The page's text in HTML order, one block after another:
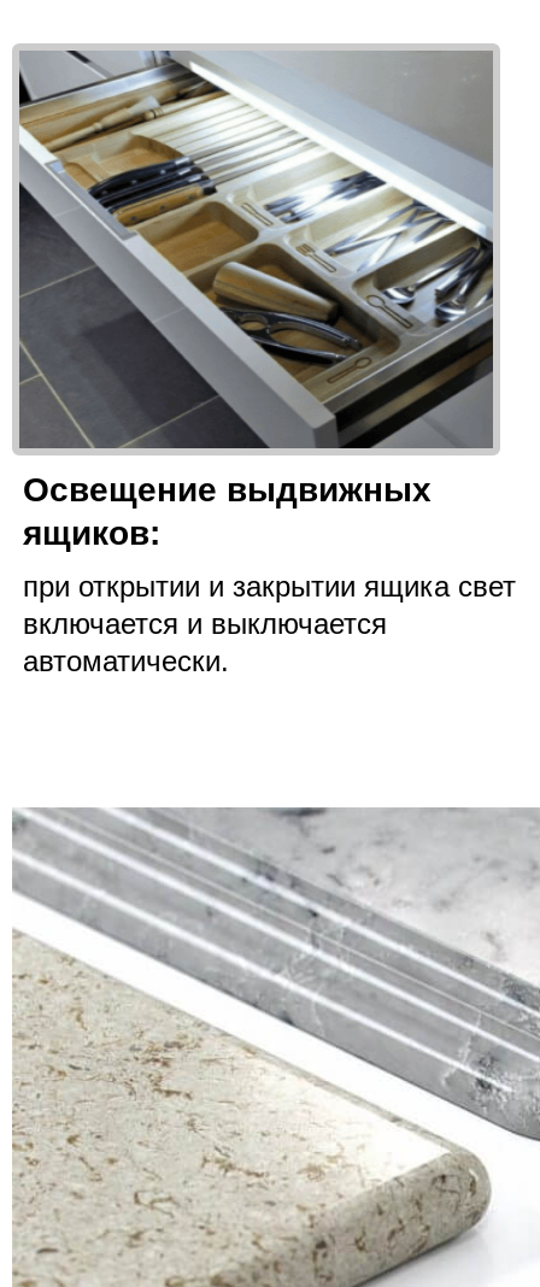
при открытии и закрытии ящика свет
включается и выключается
автоматически.
Освещение выдвижных
ящиков: